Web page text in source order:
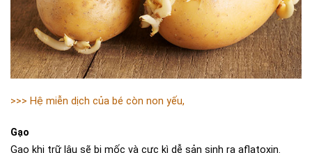
>>> Hệ miễn dịch của bé còn non yếu,
Gạo
Gạo khi trữ lâu sẽ bị mốc và cực kì dễ sản sinh ra aflatoxin.